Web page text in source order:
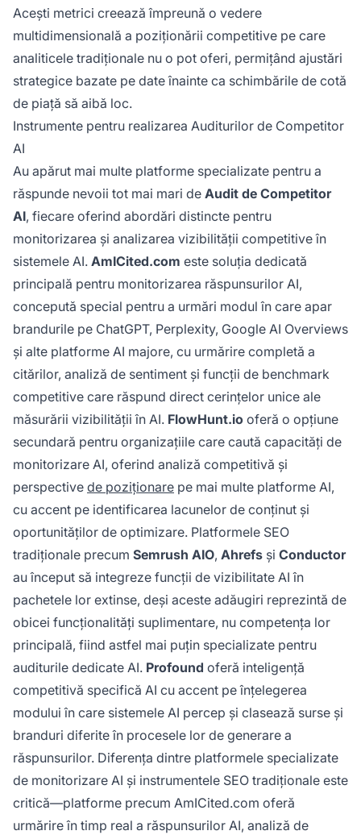
Acești metrici creează împreună o vedere
multidimensională a poziționării competitive pe care
analiticele tradiționale nu o pot oferi, permițând ajustări
strategice bazate pe date înainte ca schimbările de cotă
de piață să aibă loc.
Instrumente pentru realizarea Auditurilor de Competitor
AI
Au apărut mai multe platforme specializate pentru a
răspunde nevoii tot mai mari de Audit de Competitor
AI, fiecare oferind abordări distincte pentru
monitorizarea și analizarea vizibilității competitive în
sistemele AI. AmICited.com este soluția dedicată
principală pentru monitorizarea răspunsurilor AI,
concepută special pentru a urmări modul în care apar
brandurile pe ChatGPT, Perplexity, Google AI Overviews
și alte platforme AI majore, cu urmărire completă a
citărilor, analiză de sentiment și funcții de benchmark
competitive care răspund direct cerințelor unice ale
măsurării vizibilității în AI. FlowHunt.io oferă o opțiune
secundară pentru organizațiile care caută capacități de
monitorizare AI, oferind analiză competitivă și
perspective de poziționare pe mai multe platforme AI,
cu accent pe identificarea lacunelor de conținut și
oportunităților de optimizare. Platformele SEO
tradiționale precum Semrush AIO, Ahrefs și Conductor
au început să integreze funcții de vizibilitate AI în
pachetele lor extinse, deși aceste adăugiri reprezintă de
obicei funcționalități suplimentare, nu competența lor
principală, fiind astfel mai puțin specializate pentru
auditurile dedicate AI. Profound oferă inteligență
competitivă specifică AI cu accent pe înțelegerea
modului în care sistemele AI percep și clasează surse și
branduri diferite în procesele lor de generare a
răspunsurilor. Diferența dintre platformele specializate
de monitorizare AI și instrumentele SEO tradiționale este
critică—platforme precum AmICited.com oferă
urmărire în timp real a răspunsurilor AI, analiză de